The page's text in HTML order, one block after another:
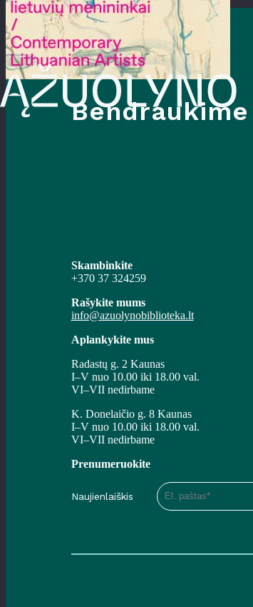
Bendraukime
Skambinkite
+370 37 324259
Rašykite mums
info@azuolynobiblioteka.lt
Aplankykite mus
Radastų g. 2 Kaunas
I–V nuo 10.00 iki 18.00 val.
VI–VII nedirbame
K. Donelaičio g. 8 Kaunas
I–V nuo 10.00 iki 18.00 val.
VI–VII nedirbame
Prenumeruokite
Naujienlaiškis